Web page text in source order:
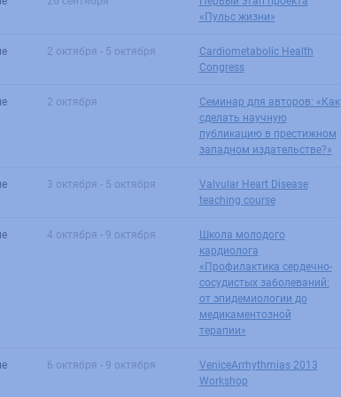
«Пульс жизни»
2 октября - 5 октября
Cardiometabolic Health
Congress
2 октября
Cеминар для авторов: «Как
сделать научную
публикацию в престижном
западном издательстве?»
3 октября - 5 октября
Valvular Heart Disease
teaching course
4 октября - 9 октября
Школа молодого
кардиолога
«Профилактика сердечно-
сосудистых заболеваний:
от эпидемиологии до
медикаментозной
терапии»
6 октября - 9 октября
VeniceArrhythmias 2013
Workshop